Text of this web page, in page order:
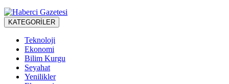
KATEGORİLER
Teknoloji
Ekonomi
Bilim Kurgu
Seyahat
Yenilikler